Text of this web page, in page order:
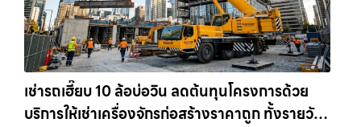
เช่ารถเฮี๊ยบ 10 ล้อบ่อวิน ลดต้นทุนโครงการด้วย
บริการให้เช่าเครื่องจักรก่อสร้างราคาถูก ทั้งรายวัน